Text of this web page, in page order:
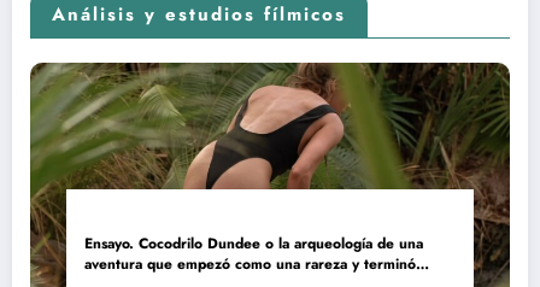
Análisis y estudios fílmicos
Ensayo. Cocodrilo Dundee o la arqueología de una
aventura que empezó como una rareza y terminó